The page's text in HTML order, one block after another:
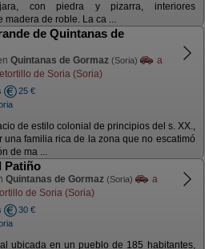
con piedra y pizarra, interiores
madera de roble. La ca ...
de Quintanas de
Quintanas de Gormaz (Soria)
a
de Soria (Soria)
25 €
de estilo colonial de principios del s. XX.,
una familia rica de la zona que no escatimó
de ma ...
Patiño
Quintanas de Gormaz (Soria)
a
de Soria (Soria)
30 €
ubicada en un pueblo de 185 habitantes,